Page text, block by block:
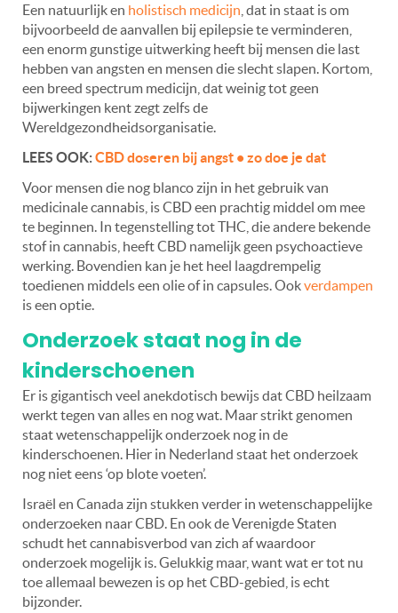
Een natuurlijk en holistisch medicijn , dat in staat is om
bijvoorbeeld de aanvallen bij epilepsie te verminderen,
een enorm gunstige uitwerking heeft bij mensen die last
hebben van angsten en mensen die slecht slapen. Kortom,
een breed spectrum medicijn, dat weinig tot geen
bijwerkingen kent zegt zelfs de
Wereldgezondheidsorganisatie.
LEES OOK:CBD doseren bij angst • zo doe je dat
Voor mensen die nog blanco zijn in het gebruik van
medicinale cannabis, is CBD een prachtig middel om mee
te beginnen. In tegenstelling tot THC, die andere bekende
stof in cannabis, heeft CBD namelijk geen psychoactieve
werking. Bovendien kan je het heel laagdrempelig
toedienen middels een olie of in capsules. Ookverdampen
is een optie.
Onderzoek staat nog in de
kinderschoenen
Er is gigantisch veel anekdotisch bewijs dat CBD heilzaam
werkt tegen van alles en nog wat. Maar strikt genomen
staat wetenschappelijk onderzoek nog in de
kinderschoenen. Hier in Nederland staat het onderzoek
nog niet eens ‘op blote voeten’.
Israël en Canada zijn stukken verder in wetenschappelijke
onderzoeken naar CBD. En ook de Verenigde Staten
schudt het cannabisverbod van zich af waardoor
onderzoek mogelijk is. Gelukkig maar, want wat er tot nu
toe allemaal bewezen is op het CBD-gebied, is echt
bijzonder.